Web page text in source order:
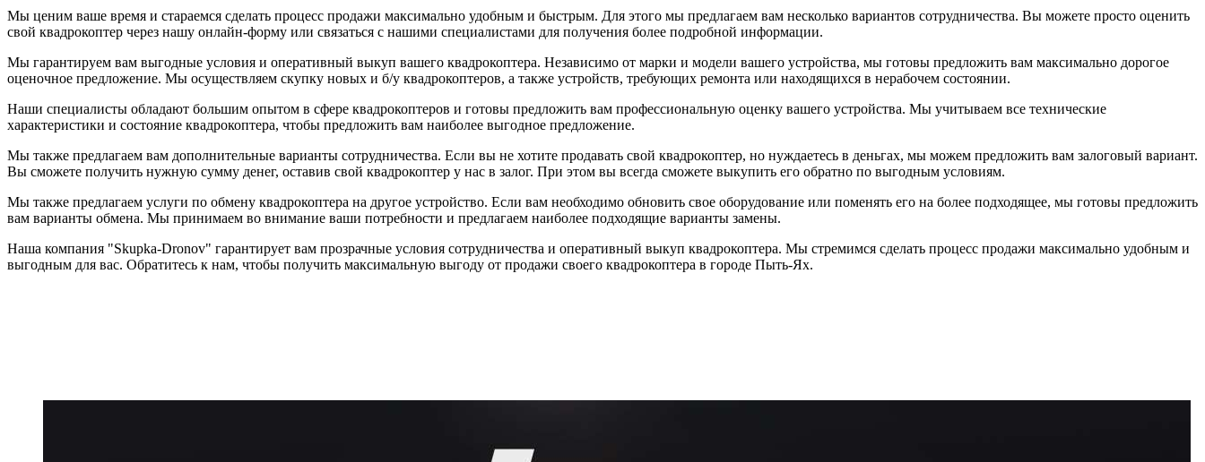
Мы ценим ваше время и стараемся сделать процесс продажи максимально удобным и быстрым. Для этого мы предлагаем вам несколько вариантов сотрудничества. Вы можете просто оценить
свой квадрокоптер через нашу онлайн-форму или связаться с нашими специалистами для получения более подробной информации.
Мы гарантируем вам выгодные условия и оперативный выкуп вашего квадрокоптера. Независимо от марки и модели вашего устройства, мы готовы предложить вам максимально дорогое
оценочное предложение. Мы осуществляем скупку новых и б/у квадрокоптеров, а также устройств, требующих ремонта или находящихся в нерабочем состоянии.
Наши специалисты обладают большим опытом в сфере квадрокоптеров и готовы предложить вам профессиональную оценку вашего устройства. Мы учитываем все технические
характеристики и состояние квадрокоптера, чтобы предложить вам наиболее выгодное предложение.
Мы также предлагаем вам дополнительные варианты сотрудничества. Если вы не хотите продавать свой квадрокоптер, но нуждаетесь в деньгах, мы можем предложить вам залоговый вариант.
Вы сможете получить нужную сумму денег, оставив свой квадрокоптер у нас в залог. При этом вы всегда сможете выкупить его обратно по выгодным условиям.
Мы также предлагаем услуги по обмену квадрокоптера на другое устройство. Если вам необходимо обновить свое оборудование или поменять его на более подходящее, мы готовы предложить
вам варианты обмена. Мы принимаем во внимание ваши потребности и предлагаем наиболее подходящие варианты замены.
Наша компания "Skupka-Dronov" гарантирует вам прозрачные условия сотрудничества и оперативный выкуп квадрокоптера. Мы стремимся сделать процесс продажи максимально удобным и
выгодным для вас. Обратитесь к нам, чтобы получить максимальную выгоду от продажи своего квадрокоптера в городе Пыть-Ях.